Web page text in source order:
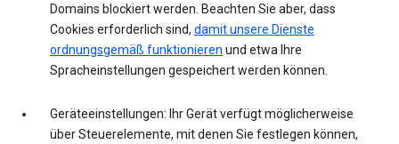
Domains blockiert werden. Beachten Sie aber, dass
Cookies erforderlich sind, damit unsere Dienste
ordnungsgemäß funktionieren und etwa Ihre
Spracheinstellungen gespeichert werden können.
Geräteeinstellungen: Ihr Gerät verfügt möglicherweise
über Steuerelemente, mit denen Sie festlegen können,